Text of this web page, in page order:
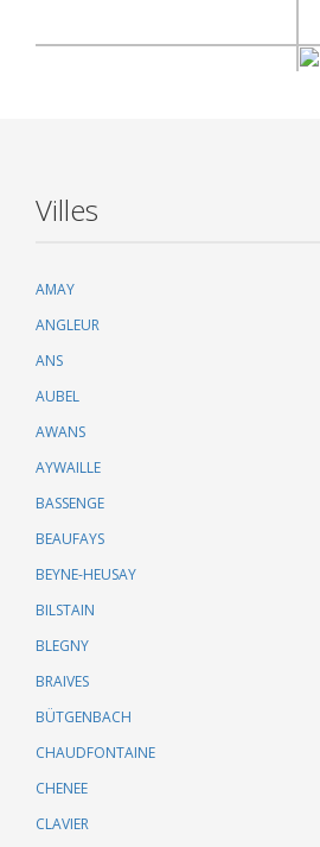
Villes
AMAY
ANGLEUR
ANS
AUBEL
AWANS
AYWAILLE
BASSENGE
BEAUFAYS
BEYNE-HEUSAY
BILSTAIN
BLEGNY
BRAIVES
BÜTGENBACH
CHAUDFONTAINE
CHENEE
CLAVIER